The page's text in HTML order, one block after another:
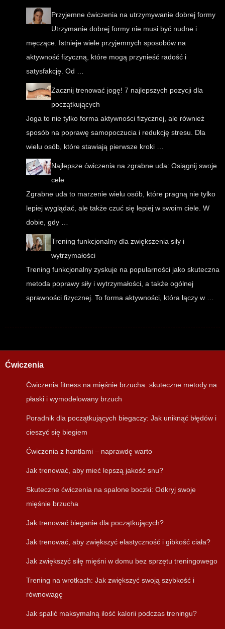
Przyjemne ćwiczenia na utrzymywanie dobrej formy
Utrzymanie dobrej formy nie musi być nudne i
męczące. Istnieje wiele przyjemnych sposobów na
aktywność fizyczną, które mogą przynieść radość i
satysfakcję. Od …
Zacznij trenować jogę! 7 najlepszych pozycji dla
początkujących
Joga to nie tylko forma aktywności fizycznej, ale również
sposób na poprawę samopoczucia i redukcję stresu. Dla
wielu osób, które stawiają pierwsze kroki …
Najlepsze ćwiczenia na zgrabne uda: Osiągnij swoje
cele
Zgrabne uda to marzenie wielu osób, które pragną nie tylko
lepiej wyglądać, ale także czuć się lepiej w swoim ciele. W
dobie, gdy …
Trening funkcjonalny dla zwiększenia siły i
wytrzymałości
Trening funkcjonalny zyskuje na popularności jako skuteczna
metoda poprawy siły i wytrzymałości, a także ogólnej
sprawności fizycznej. To forma aktywności, która łączy w …
Ćwiczenia
Ćwiczenia fitness na mięśnie brzucha: skuteczne metody na
płaski i wymodelowany brzuch
Poradnik dla początkujących biegaczy: Jak uniknąć błędów i
cieszyć się biegiem
Ćwiczenia z hantlami – naprawdę warto
Jak trenować, aby mieć lepszą jakość snu?
Skuteczne ćwiczenia na spalone boczki: Odkryj swoje
mięśnie brzucha
Jak trenować bieganie dla początkujących?
Jak trenować, aby zwiększyć elastyczność i gibkość ciała?
Jak zwiększyć siłę mięśni w domu bez sprzętu treningowego
Trening na wrotkach: Jak zwiększyć swoją szybkość i
równowagę
Jak spalić maksymalną ilość kalorii podczas treningu?